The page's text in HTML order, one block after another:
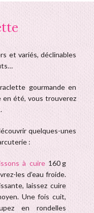
et variés, déclinables
gourmande en
en été, vous trouverez
quelques-unes
:
à cuire160 g
les d’eau froide.
laissez cuire
Une fois cuit,
en rondelles